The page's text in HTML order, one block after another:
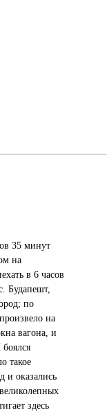
35 минут
на
в 6 часов
Будапешт,
по
на
вагона, и
такое
и оказались
здесь